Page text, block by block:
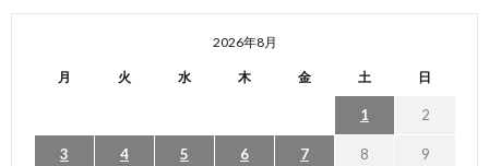
2026年8月
月 火 水 木 金 土 日
1 2
3 4 5 6 7 8 9